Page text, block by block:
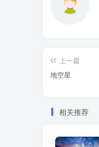
上一篇
地空星
相关推荐